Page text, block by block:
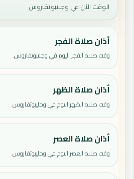
الوقت الآن في وجليبوتفاروس
أذان صلاة الفجر
وقت صلاة الفجر اليوم في وجليبوتفاروس.
أذان صلاة الظهر
وقت صلاة الظهر اليوم في وجليبوتفاروس.
أذان صلاة العصر
وقت صلاة العصر اليوم في وجليبوتفاروس.